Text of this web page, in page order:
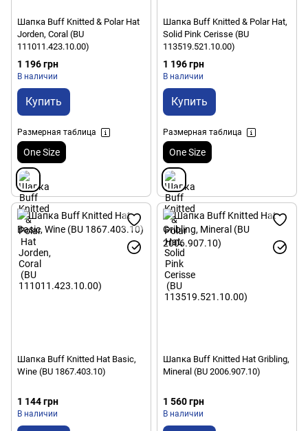
Шапка Buff Knitted & Polar Hat
Jorden, Coral (BU
111011.423.10.00)
1 196 грн
В наличии
Купить
Размерная таблица
One Size
Шапка Buff Knitted & Polar Hat,
Solid Pink Cerisse (BU
113519.521.10.00)
1 196 грн
В наличии
Купить
Размерная таблица
One Size
Шапка Buff Knitted Hat Basic,
Wine (BU 1867.403.10)
1 144 грн
В наличии
Шапка Buff Knitted Hat Gribling,
Mineral (BU 2006.907.10)
1 560 грн
В наличии